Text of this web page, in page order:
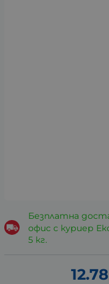
Безплатна
офис с куриер
5 кг.
12.78